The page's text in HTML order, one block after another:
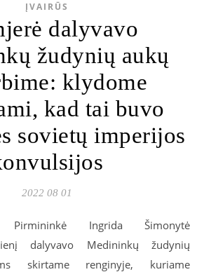
ĮVAIRŪS
dalyvavo
žudynių aukų
klydome
kad tai buvo
sovietų imperijos
2022 08 01
Pirmininkė Ingrida Šimonytė
dalyvavo Medininkų žudynių
skirtame renginyje, kuriame